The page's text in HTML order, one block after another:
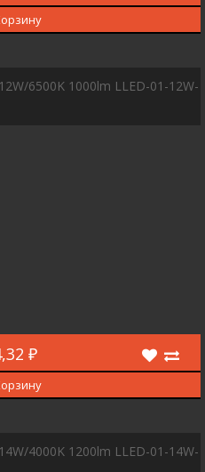
6500K 1000lm LLED-01-12W-
₽
4000K 1200lm LLED-01-14W-